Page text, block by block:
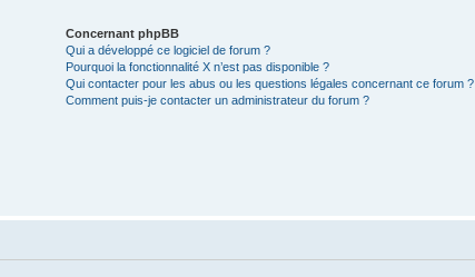
Concernant phpBB
Qui a développé ce logiciel de forum ?
Pourquoi la fonctionnalité X n’est pas disponible ?
Qui contacter pour les abus ou les questions légales concernant ce forum ?
Comment puis-je contacter un administrateur du forum ?